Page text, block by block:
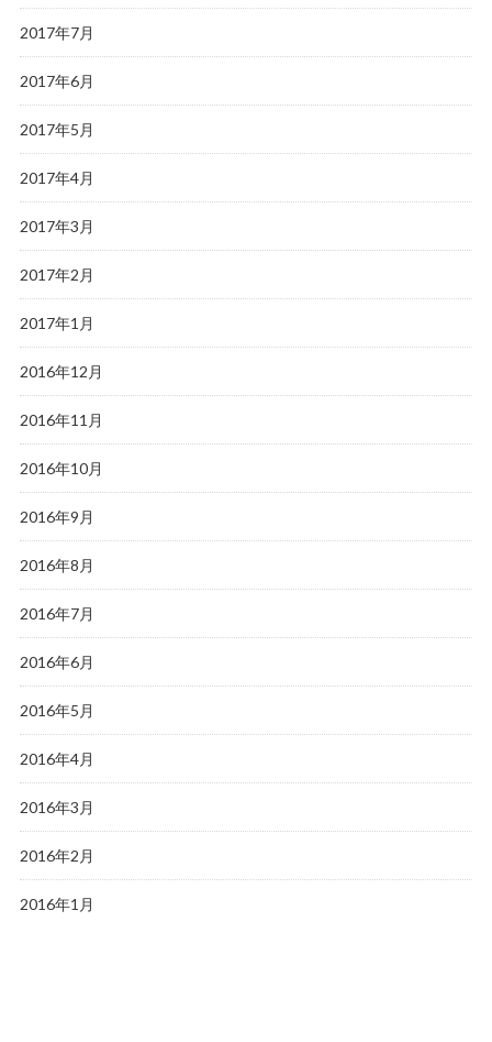
2017年7月
2017年6月
2017年5月
2017年4月
2017年3月
2017年2月
2017年1月
2016年12月
2016年11月
2016年10月
2016年9月
2016年8月
2016年7月
2016年6月
2016年5月
2016年4月
2016年3月
2016年2月
2016年1月